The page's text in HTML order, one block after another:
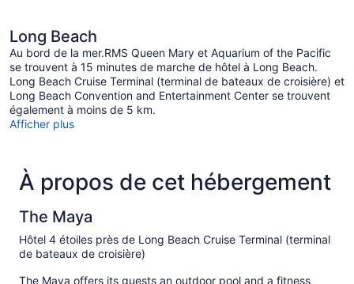
Long Beach
Au bord de la mer.RMS Queen Mary et Aquarium of the Pacific
se trouvent à 15 minutes de marche de hôtel à Long Beach.
Long Beach Cruise Terminal (terminal de bateaux de croisière) et
Long Beach Convention and Entertainment Center se trouvent
également à moins de 5 km.
Afficher plus
À propos de cet hébergement
The Maya
Hôtel 4 étoiles près de Long Beach Cruise Terminal (terminal
de bateaux de croisière)
The Maya offers its guests an outdoor pool and a fitness